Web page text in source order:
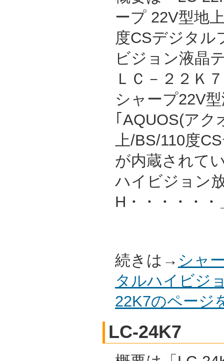
ープ 22V型地
度CSデジタル
ビジョン液晶
ＬＣ－２２Ｋ
シャープ22V
｢AQUOS(アク
上/BS/110度
が内蔵されて
ハイビジョン
H・・・・・・
続きは→ シャ
タルハイビジ
22K7のページ
LC-24K7